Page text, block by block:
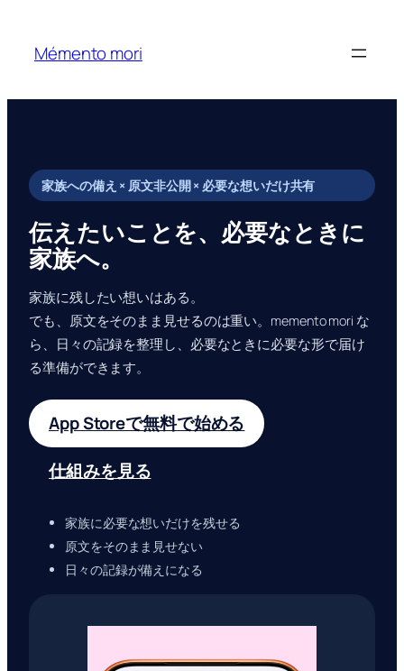
キ
Mémento mori
家族への備え × 原文非公開 × 必要な想いだけ共有
伝えたいことを、必要なときに
家族へ。
家族に残したい想いはある。
でも、原文をそのまま見せるのは重い。memento mori な
ら、日々の記録を整理し、必要なときに必要な形で届け
る準備ができます。
App Storeで無料で始める
仕組みを見る
家族に必要な想いだけを残せる
原文をそのまま見せない
日々の記録が備えになる